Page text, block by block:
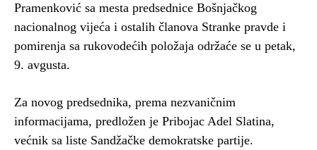
Pramenković sa mesta predsednice Bošnjačkog
nacionalnog vijeća i ostalih članova Stranke pravde i
pomirenja sa rukovodećih položaja održaće se u petak,
9. avgusta.
Za novog predsednika, prema nezvaničnim
informacijama, predložen je Pribojac Adel Slatina,
većnik sa liste Sandžačke demokratske partije.